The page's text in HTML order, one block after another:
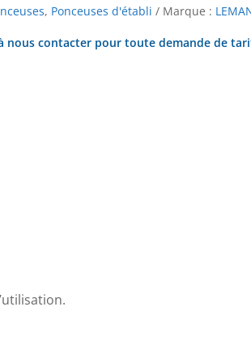
, Ponceuses d'établi Marque :
nous contacter pour toute demande de